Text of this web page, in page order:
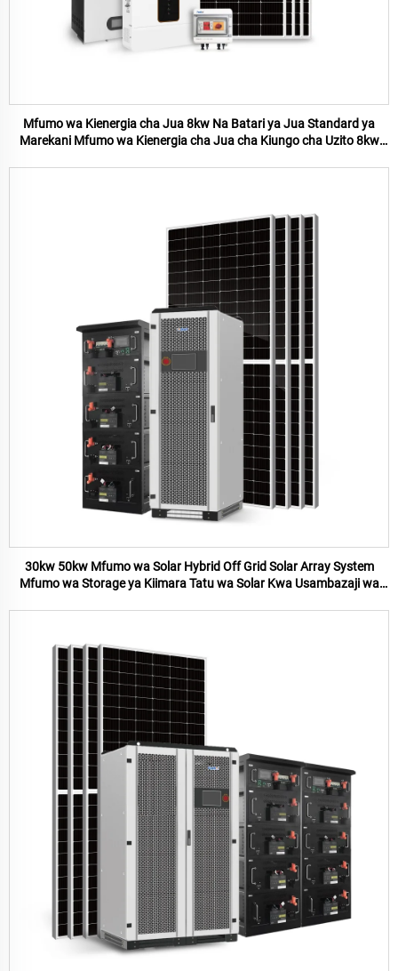
Mfumo wa Kienergia cha Jua 8kw Na Batari ya Jua Standard ya
Marekani Mfumo wa Kienergia cha Jua cha Kiungo cha Uzito 8kw
30kw 50kw Mfumo wa Solar Hybrid Off Grid Solar Array System
Mfumo wa Storage ya Kiimara Tatu wa Solar Kwa Usambazaji wa